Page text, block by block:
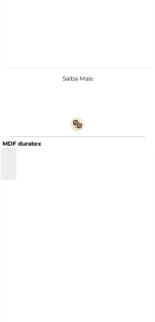
Saiba Mais
MDF duratex